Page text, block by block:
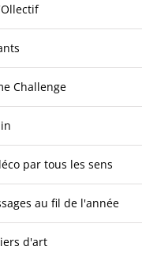
Challenge
par tous les sens
au fil de l'année
d'art